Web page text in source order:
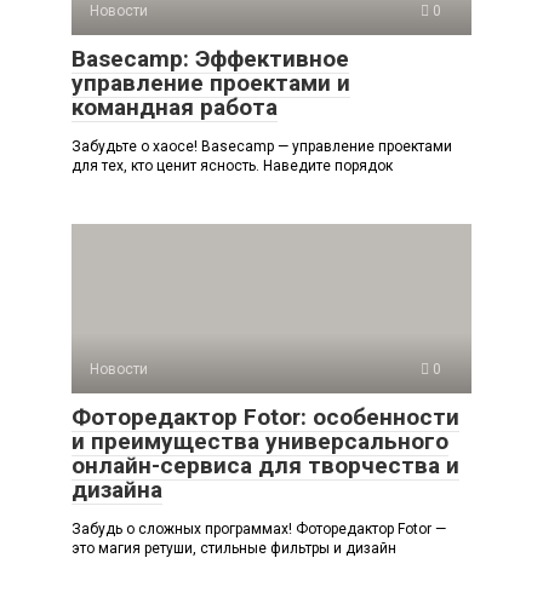
Новости 0
Basecamp: Эффективное
управление проектами и
командная работа
Забудьте о хаосе! Basecamp — управление проектами
для тех, кто ценит ясность. Наведите порядок
Новости 0
Фоторедактор Fotor: особенности
и преимущества универсального
онлайн-сервиса для творчества и
дизайна
Забудь о сложных программах! Фоторедактор Fotor —
это магия ретуши, стильные фильтры и дизайн